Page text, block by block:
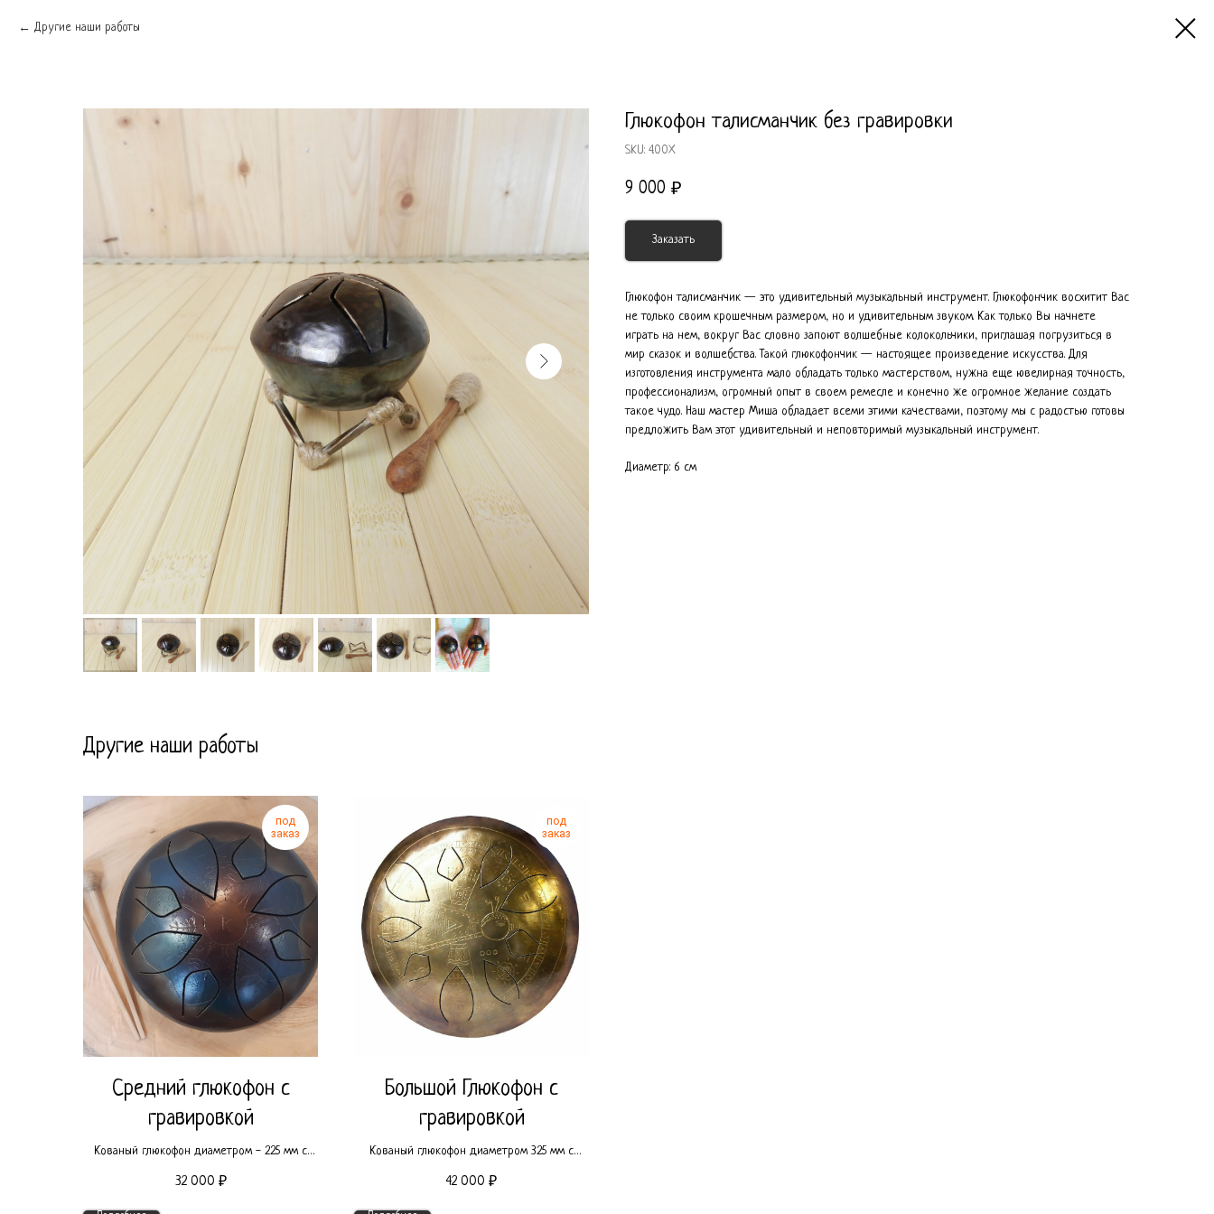
Другие наши работы
Глюкофон талисманчик без гравировки
SKU: 4.00X
9 000 ₽
Заказать
Глюкофон талисманчик — это удивительный музыкальный инструмент. Глюкофончик восхитит Вас
не только своим крошечным размером, но и удивительным звуком. Как только Вы начнете
играть на нем, вокруг Вас словно запоют волшебные колокольчики, приглашая погрузиться в
мир сказок и волшебства. Такой глюкофончик — настоящее произведение искусства. Для
изготовления инструмента мало обладать только мастерством, нужна еще ювелирная точность,
профессионализм, огромный опыт в своем ремесле и конечно же огромное желание создать
такое чудо. Наш мастер Миша обладает всеми этими качествами, поэтому мы с радостью готовы
предложить Вам этот удивительный и неповторимый музыкальный инструмент.
Диаметр: 6 см
Другие наши работы
под
заказ
Средний глюкофон с
гравировкой
Кованый глюкофон диаметром - 225 мм с
32 000 ₽
под
заказ
Большой Глюкофон с
гравировкой
Кованый глюкофон диаметром 325 мм с
гравировкой.
42 000 ₽